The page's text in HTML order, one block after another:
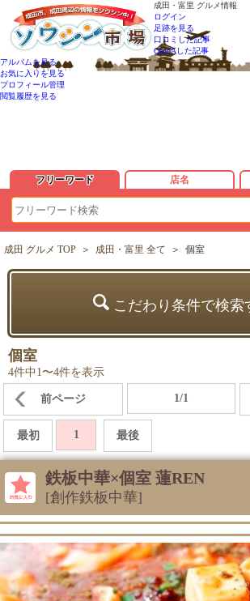
成田・富里 グルメ情報
ログイン
足跡を見る
口コミした記事
QandAした記事
アルバムを見る
お気に入りを見る
プロフィール管理
閲覧履歴を見る
フリーワード 店名
成田 グルメ TOP ＞ 成田・富里 全て ＞ 個室
こだわり条件で検索
個室
4件中1〜4件を表示
前ページ 1/1
最初 1 最後
鉄板中華×個室 蓮REN
[創作鉄板中華]